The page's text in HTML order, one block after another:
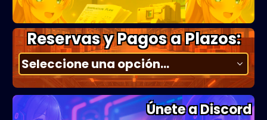
Reservas y Pagos a Plazos:
Únete a Discord